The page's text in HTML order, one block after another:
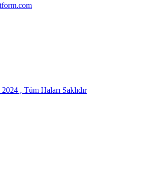
, Tüm Haları Saklıdır